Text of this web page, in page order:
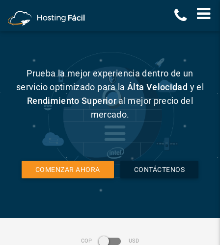
Prueba la mejor experiencia dentro de un
servicio optimizado para laÁlta Velocidad y el
Rendimiento Superioral mejor precio del
mercado.
COMENZAR AHORA CONTÁCTENOS
COP USD